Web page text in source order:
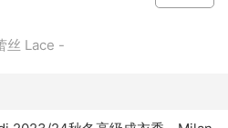
丝 Lace -